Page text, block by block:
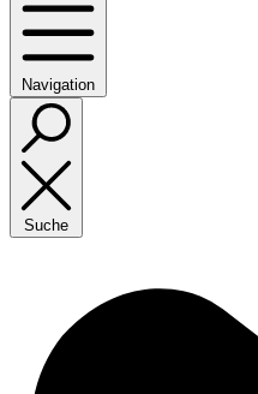
Navigation
Suche